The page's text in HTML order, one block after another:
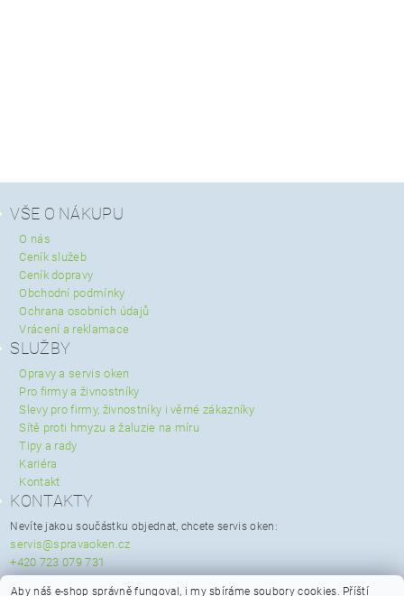
VŠE O NÁKUPU
O nás
Ceník služeb
Ceník dopravy
Obchodní podmínky
Ochrana osobních údajů
Vrácení a reklamace
SLUŽBY
Opravy a servis oken
Pro firmy a živnostníky
Slevy pro firmy, živnostníky i věrné zákazníky
Sítě proti hmyzu a žaluzie na míru
Tipy a rady
Kariéra
Kontakt
KONTAKTY
Nevíte jakou součástku objednat, chcete servis oken:
servis@spravaoken.cz
+420 723 079 731
Aby náš e-shop správně fungoval, i my sbíráme soubory cookies. Příští